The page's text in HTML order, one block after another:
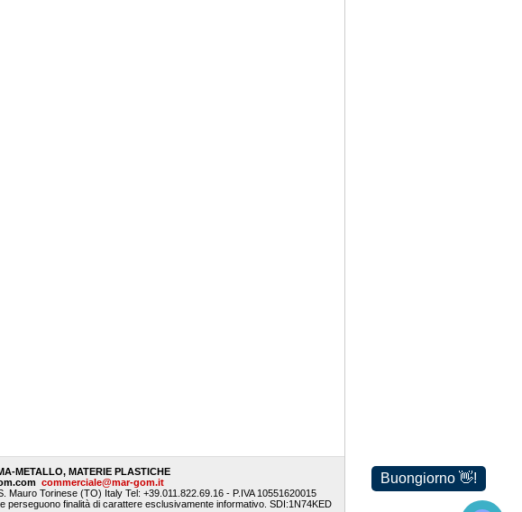
METALLO, MATERIE PLASTICHE
commerciale@mar-gom.it
Mauro Torinese (TO) Italy Tel: +39.011.822.69.16 - P.IVA 10551620015
perseguono finalità di carattere esclusivamente informativo. SDI:1N74KED